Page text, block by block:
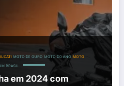
MOTO DE OURO MOTO DO ANO MOTO
BRASIL
em 2024 com